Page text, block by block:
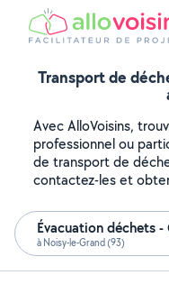
Transport de
Avec AlloVoisins,
professionnel ou
de transport de
contactez-les et
Évacuation déchets -
à Noisy-le-Grand (93)